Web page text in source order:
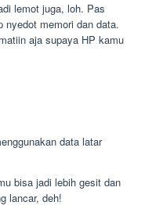
lemot juga, loh. Pas
nyedot memori dan data.
aja supaya HP kamu
data latar
bisa jadi lebih gesit dan
lancar, deh!